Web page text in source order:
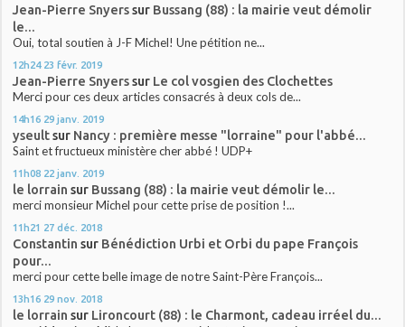
Jean-Pierre Snyerssur Bussang (88) : la mairie veut démolir
le...
Oui, total soutien à J-F Michel! Une pétition ne...
12h24 23 févr. 2019
Jean-Pierre Snyerssur Le col vosgien des Clochettes
Merci pour ces deux articles consacrés à deux cols de...
14h16 29 janv. 2019
yseultsur Nancy : première messe "lorraine" pour l'abbé...
Saint et fructueux ministère cher abbé ! UDP+
11h08 22 janv. 2019
le lorrain sur Bussang (88) : la mairie veut démolir le...
merci monsieur Michel pour cette prise de position !...
11h21 27 déc. 2018
Constantin sur Bénédiction Urbi et Orbi du pape François
pour...
merci pour cette belle image de notre Saint-Père François...
13h16 29 nov. 2018
le lorrain sur Lironcourt (88) : le Charmont, cadeau irréel du...